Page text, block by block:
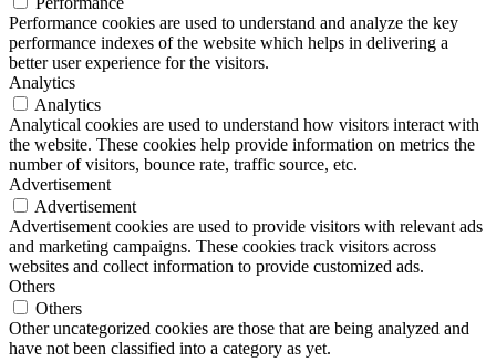
Performance cookies are used to understand and analyze the key
performance indexes of the website which helps in delivering a
better user experience for the visitors.
Analytics
Analytics
Analytical cookies are used to understand how visitors interact with
the website. These cookies help provide information on metrics the
number of visitors, bounce rate, traffic source, etc.
Advertisement
Advertisement
Advertisement cookies are used to provide visitors with relevant ads
and marketing campaigns. These cookies track visitors across
websites and collect information to provide customized ads.
Others
Others
Other uncategorized cookies are those that are being analyzed and
have not been classified into a category as yet.